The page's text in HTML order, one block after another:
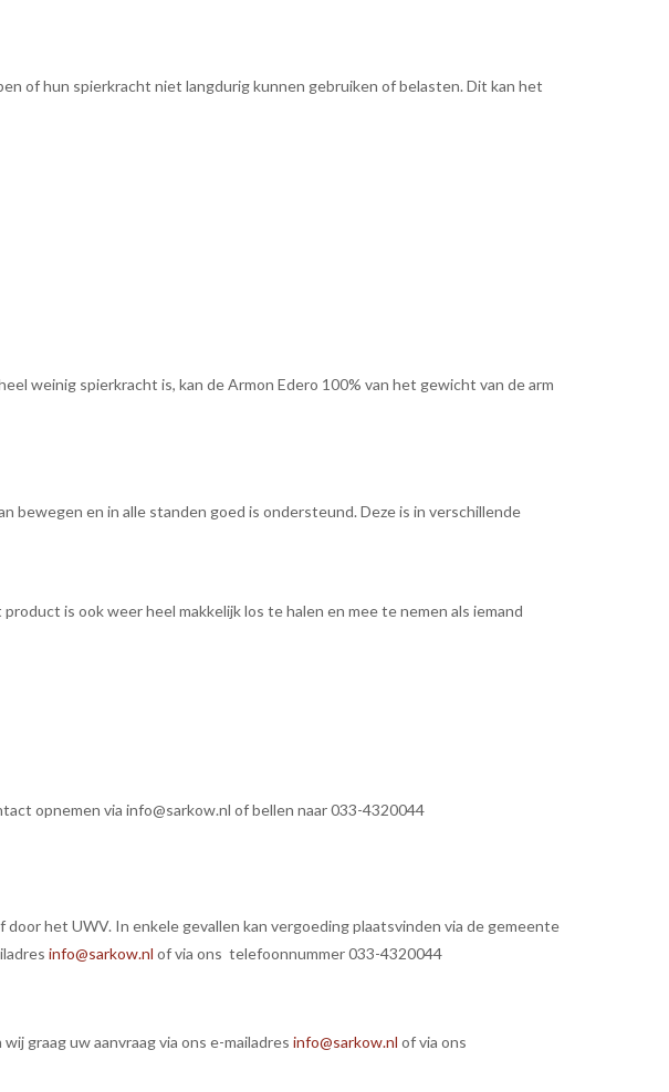
of hun spierkracht niet langdurig kunnen gebruiken of belasten. Dit kan het
weinig spierkracht is, kan de Armon Edero 100% van het gewicht van de arm
bewegen en in alle standen goed is ondersteund. Deze is in verschillende
is ook weer heel makkelijk los te halen en mee te nemen als iemand
opnemen via info@sarkow.nl of bellen naar 033-4320044
het UWV. In enkele gevallen kan vergoeding plaatsvinden via de gemeente
info@sarkow.nl of via ons telefoonnummer 033-4320044
graag uw aanvraag via ons e-mailadres info@sarkow.nl of via ons